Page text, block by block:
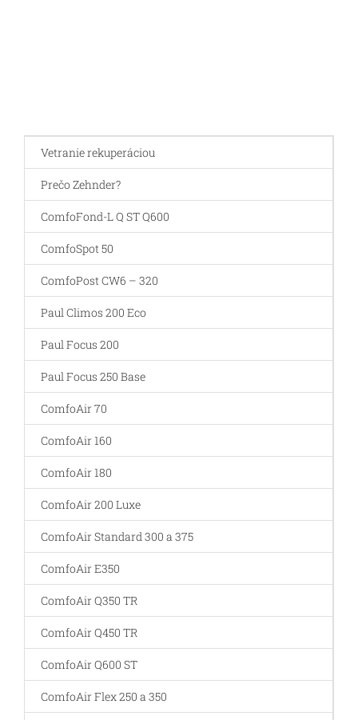
Vetranie rekuperáciou
Prečo Zehnder?
ComfoFond-L Q ST Q600
ComfoSpot 50
ComfoPost CW6 – 320
Paul Climos 200 Eco
Paul Focus 200
Paul Focus 250 Base
ComfoAir 70
ComfoAir 160
ComfoAir 180
ComfoAir 200 Luxe
ComfoAir Standard 300 a 375
ComfoAir E350
ComfoAir Q350 TR
ComfoAir Q450 TR
ComfoAir Q600 ST
ComfoAir Flex 250 a 350